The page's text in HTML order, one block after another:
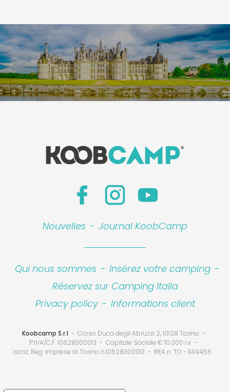
Nouvelles - Journal KoobCamp
Qui nous sommes - Insérez votre camping -
Réservez sur Camping Italia
Privacy policy - Informations client
Koobcamp S.r.l
Corso Duca degli Abruzzi 2, 10128 Torino
P.IVA/C.F. 10628300013
Capitale Sociale € 10.000 i.v.
Iscriz. Reg. Imprese di Torino n.10628300013
REA n. TO - 1149456